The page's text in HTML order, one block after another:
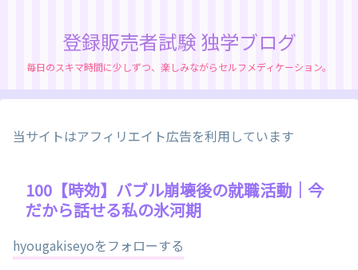
登録販売者試験 独学ブログ
毎日のスキマ時間に少しずつ、楽しみながらセルフメディケーション。
当サイトはアフィリエイト広告を利用しています
100【時効】バブル崩壊後の就職活動｜今
だから話せる私の氷河期
hyougakiseyoをフォローする